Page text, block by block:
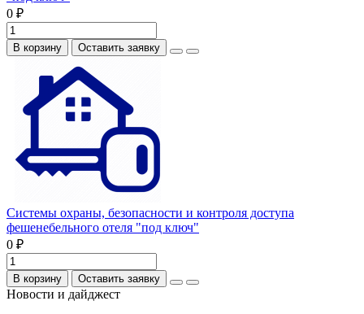
0 ₽
В корзину Оставить заявку
Системы охраны, безопасности и контроля доступа
фешенебельного отеля "под ключ"
0 ₽
В корзину Оставить заявку
Новости и дайджест